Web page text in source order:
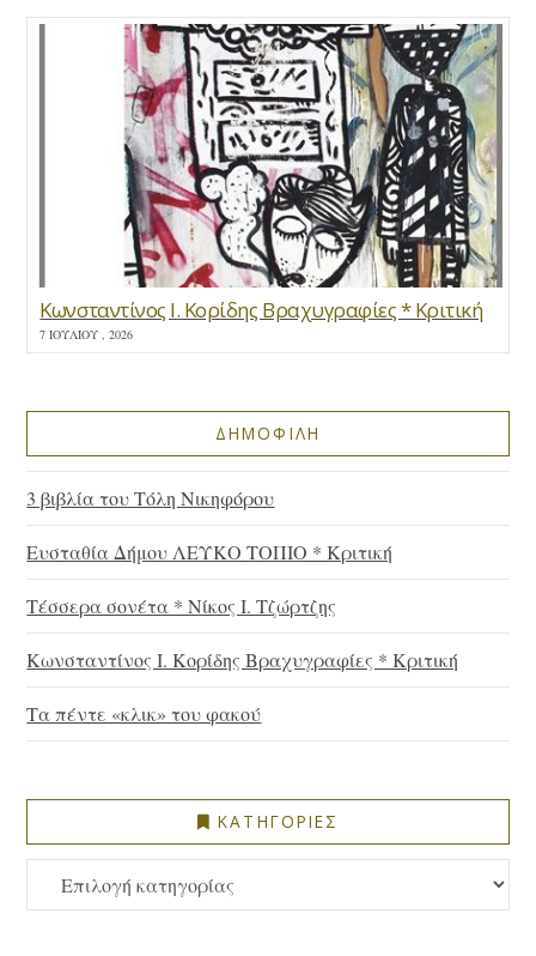
Κωνσταντίνος Ι. Κορίδης Βραχυγραφίες * Κριτική
7 ΙΟΥΛΊΟΥ , 2026
ΔΗΜΟΦΙΛΗ
3 βιβλία του Τόλη Νικηφόρου
Ευσταθία Δήμου ΛΕΥΚΟ ΤΟΠΙΟ * Κριτική
Τέσσερα σονέτα * Νίκος Ι. Τζώρτζης
Κωνσταντίνος Ι. Κορίδης Βραχυγραφίες * Κριτική
Τα πέντε «κλικ» του φακού
ΚΑΤΗΓΟΡΙΕΣ
ΚΑΤΗΓΟΡΙΕΣ